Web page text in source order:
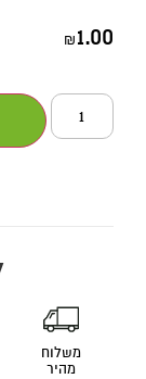
₪1.00
משלוח
מהיר